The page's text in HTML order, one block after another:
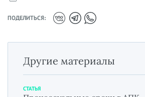
ПОДЕЛИТЬСЯ:
Другие материалы
СТАТЬЯ